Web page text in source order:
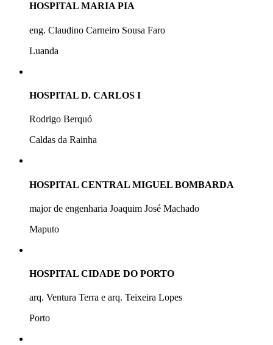
HOSPITAL MARIA PIA
eng. Claudino Carneiro Sousa Faro
Luanda
HOSPITAL D. CARLOS I
Rodrigo Berquó
Caldas da Rainha
HOSPITAL CENTRAL MIGUEL BOMBARDA
major de engenharia Joaquim José Machado
Maputo
HOSPITAL CIDADE DO PORTO
arq. Ventura Terra e arq. Teixeira Lopes
Porto